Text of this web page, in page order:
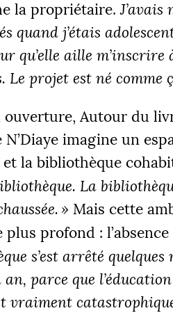
la propriétaire.J’avais
quand j’étais
qu’elle aille
Le projet est né comme
ouverture, Autour du
N’Diaye imagine un
la bibliothèque
La
» Mais cette
plus profond :
s’est arrêté quelques
parce que
vraiment
€